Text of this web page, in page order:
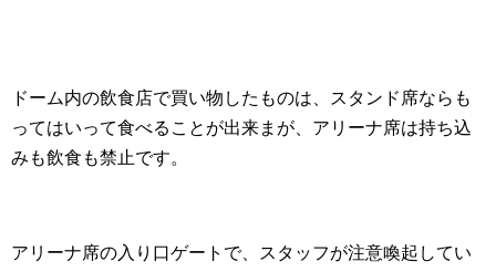
ドーム内の飲食店で買い物したものは、スタンド席ならも
ってはいって食べることが出来まが、アリーナ席は持ち込
みも飲食も禁止です。
アリーナ席の入り口ゲートで、スタッフが注意喚起してい